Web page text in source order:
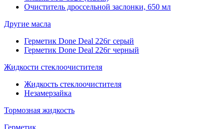
Очиститель дроссельной заслонки, 650 мл
Другие масла
Герметик Done Deal 226г серый
Герметик Done Deal 226г черный
Жидкости стеклоочистителя
Жидкость стеклоочистителя
Незамерзайка
Тормозная жидкость
Герметик